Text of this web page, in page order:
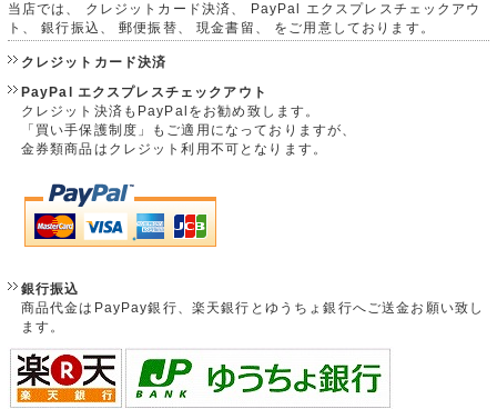
当店では、 クレジットカード決済、 PayPal エクスプレスチェックアウ
ト、 銀行振込、 郵便振替、 現金書留、 をご用意しております。
クレジットカード決済
PayPal エクスプレスチェックアウト
クレジット決済もPayPalをお勧め致します。
「買い手保護制度」もご適用になっておりますが、
金券類商品はクレジット利用不可となります。
銀行振込
商品代金はPayPay銀行、楽天銀行とゆうちょ銀行へご送金お願い致し
ます。